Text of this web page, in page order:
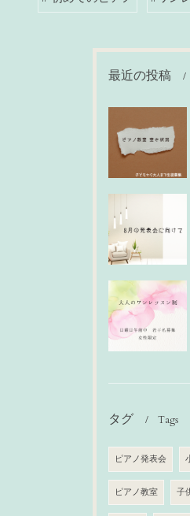
最近の投稿
タグ Tags
ピアノ発表会
ピアノ教室 子